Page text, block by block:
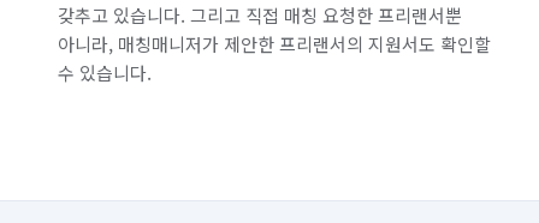
갖추고 있습니다. 그리고 직접 매칭 요청한 프리랜서뿐
아니라, 매칭매니저가 제안한 프리랜서의 지원서도 확인할
수 있습니다.